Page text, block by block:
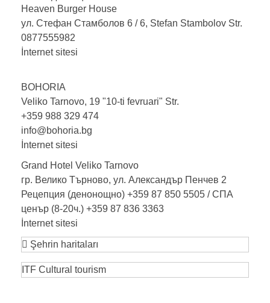
Heaven Burger House
ул. Стефан Стамболов 6 / 6, Stefan Stambolov Str.
0877555982
İnternet sitesi
BOHORIA
Veliko Tarnovo, 19 "10-ti fevruari" Str.
+359 988 329 474
info@bohoria.bg
İnternet sitesi
Grand Hotel Veliko Tarnovo
гр. Велико Търново, ул. Александър Пенчев 2
Рецепция (денонощно) +359 87 850 5505 / СПА
ценър (8-20ч.) +359 87 836 3363
İnternet sitesi
Şehrin haritaları
ITF Cultural tourism